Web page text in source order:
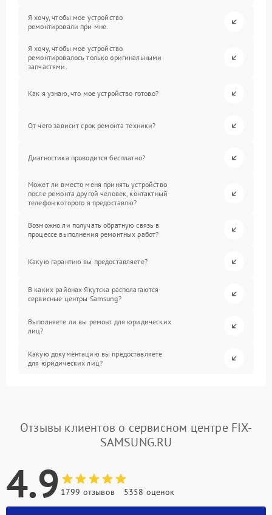
Я хочу, чтобы мое устройство
ремонтировали при мне.
Я хочу, чтобы мое устройство
ремонтировалось только оригинальными
запчастями.
Как я узнаю, что мое устройство готово?
От чего зависит срок ремонта техники?
Диагностика проводится бесплатно?
Может ли вместо меня принять устройство
после ремонта другой человек, контактный
телефон которого я предоставлю?
Возможно ли получать обратную связь в
процессе выполнения ремонтных работ?
Какую гарантию вы предоставляете?
В каких районах Якутска располагаются
сервисные центры Samsung?
Выполняете ли вы ремонт для юридических
лиц?
Какую документацию вы предоставляете
для юридических лиц?
Отзывы клиентов о сервисном центре FIX-
SAMSUNG.RU
4.9 1799 отзывов 5358 оценок